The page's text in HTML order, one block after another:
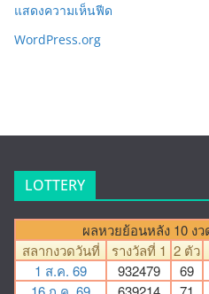
แสดงความเห็นฟีด
WordPress.org
LOTTERY